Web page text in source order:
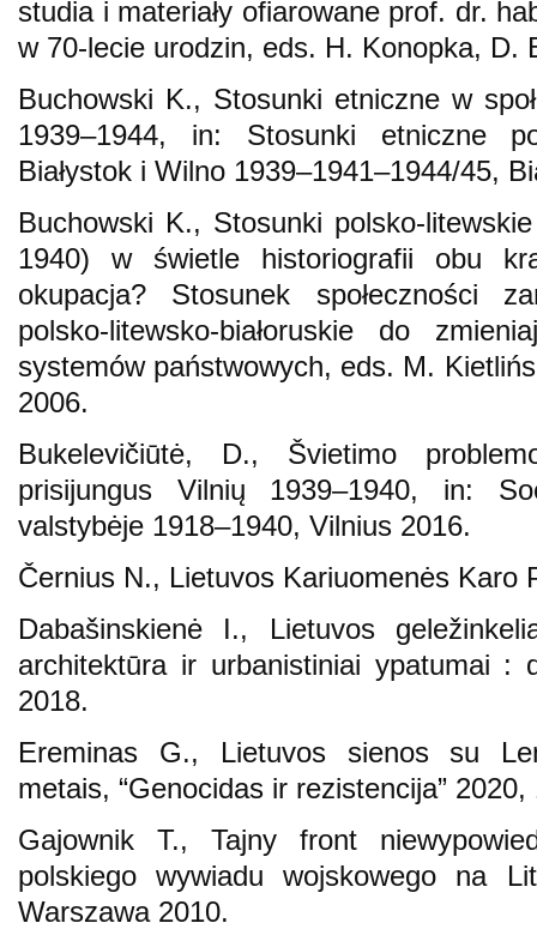
studia i materiały ofiarowane prof. dr.
w 70-lecie urodzin, eds. H. Konopka, D.
Buchowski K., Stosunki etniczne w
1939–1944, in: Stosunki etniczne
Białystok i Wilno 1939–1941–1944/45,
Buchowski K., Stosunki polsko-
1940) w świetle historiografii obu
okupacja? Stosunek społeczności
polsko-litewsko-białoruskie do
systemów państwowych, eds. M.
2006.
Bukelevičiūtė, D., Švietimo
prisijungus Vilnių 1939–1940, in:
valstybėje 1918–1940, Vilnius 2016.
Černius N., Lietuvos Kariuomenės Karo
Dabašinskienė I., Lietuvos
architektūra ir urbanistiniai ypatumai :
2018.
Ereminas G., Lietuvos sienos su
metais, “Genocidas ir rezistencija” 2020,
Gajownik T., Tajny front
polskiego wywiadu wojskowego na
Warszawa 2010.